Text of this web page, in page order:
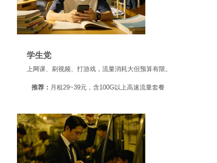
学生党
上网课、刷视频、打游戏，流量消耗大但预算有限。
推荐： 月租29~39元，含100G以上高速流量套餐